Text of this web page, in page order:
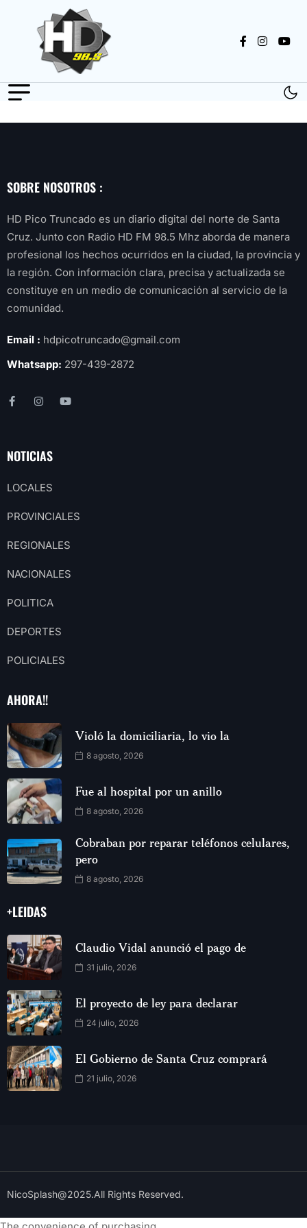
SOBRE NOSOTROS :
HD Pico Truncado es un diario digital del norte de Santa
Cruz. Junto con Radio HD FM 98.5 Mhz aborda de manera
profesional los hechos ocurridos en la ciudad, la provincia y
la región. Con información clara, precisa y actualizada se
constituye en un medio de comunicación al servicio de la
comunidad.
Email : hdpicotruncado@gmail.com
Whatsapp: 297-439-2872
NOTICIAS
LOCALES
PROVINCIALES
REGIONALES
NACIONALES
POLITICA
DEPORTES
POLICIALES
AHORA!!
Violó la domiciliaria, lo vio la
8 agosto, 2026
Fue al hospital por un anillo
8 agosto, 2026
Cobraban por reparar teléfonos celulares,
pero
8 agosto, 2026
+LEIDAS
Claudio Vidal anunció el pago de
31 julio, 2026
El proyecto de ley para declarar
24 julio, 2026
El Gobierno de Santa Cruz comprará
21 julio, 2026
NicoSplash@2025.All Rights Reserved.